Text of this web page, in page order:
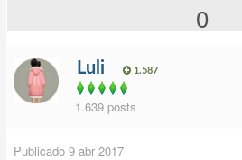
0
Luli 1.587
1.639 posts
Publicado 9 abr 2017